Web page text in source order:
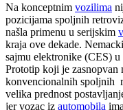
Na konceptnim vozilima
pozicijama spoljnih
našla primenu u serijskim
kraja ove dekade.
sajmu elektronike (CES)
Prototip koji je zasnopvan
konvencionalnih spoljnih
velika prednost
jer vozac iz automobila